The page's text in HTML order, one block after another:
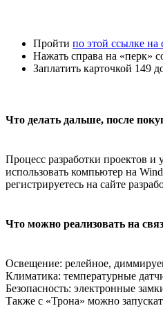
Пройти по этой ссылке на
Нажать справа на «перк»
Заплатить карточкой 149
Что делать дальше, после
Процесс разработки проектов
использовать компьютер на
регистрируетесь на сайте
Что можно реализовать на
Освещение: релейное,
Климатика: температурные
Безопасность: электронные
Также с «Трона» можно